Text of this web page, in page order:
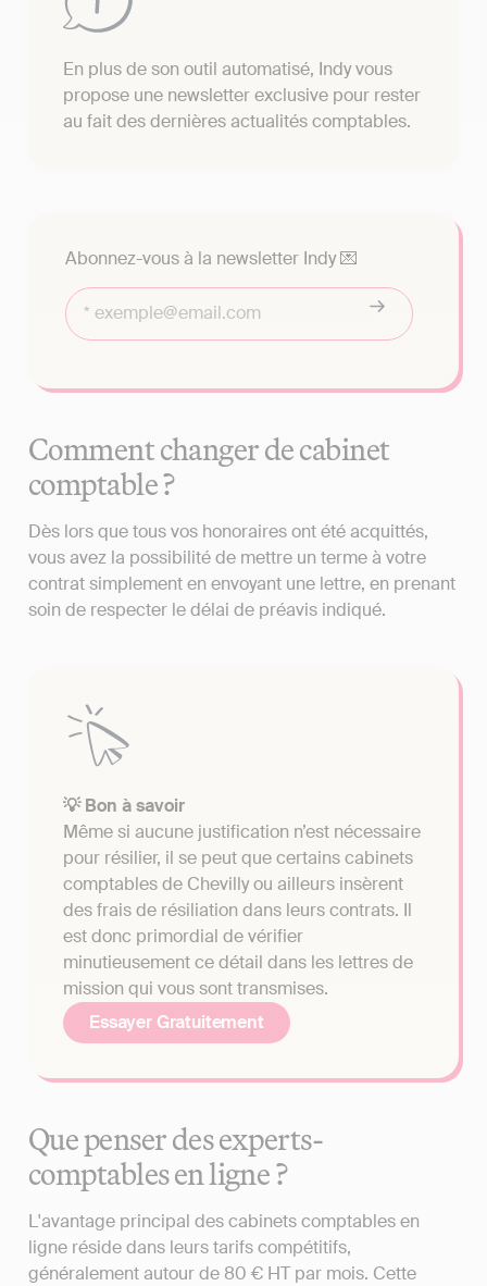
En plus de son outil automatisé, Indy vous
propose une newsletter exclusive pour rester
au fait des dernières actualités comptables.
Abonnez-vous à la newsletter Indy 💌
Comment changer de cabinet
comptable ?
Dès lors que tous vos honoraires ont été acquittés,
vous avez la possibilité de mettre un terme à votre
contrat simplement en envoyant une lettre, en prenant
soin de respecter le délai de préavis indiqué.
💡 Bon à savoir
Même si aucune justification n’est nécessaire
pour résilier, il se peut que certains cabinets
comptables de Chevilly ou ailleurs insèrent
des frais de résiliation dans leurs contrats. Il
est donc primordial de vérifier
minutieusement ce détail dans les lettres de
mission qui vous sont transmises.
Essayer Gratuitement
Que penser des experts-
comptables en ligne ?
L'avantage principal des cabinets comptables en
ligne réside dans leurs tarifs compétitifs,
généralement autour de 80 € HT par mois. Cette